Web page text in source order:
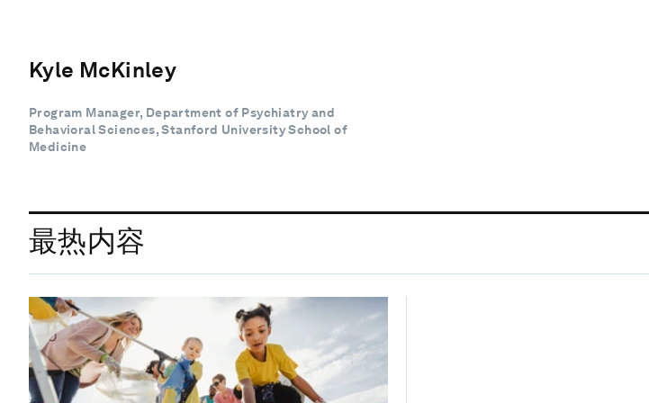
Kyle McKinley
Program Manager, Department of Psychiatry and
Behavioral Sciences, Stanford University School of
Medicine
最热内容